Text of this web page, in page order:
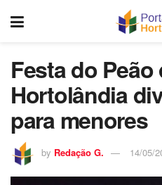
Festa do Peão
Hortolândia
para menores
by Redação G. 14/05/